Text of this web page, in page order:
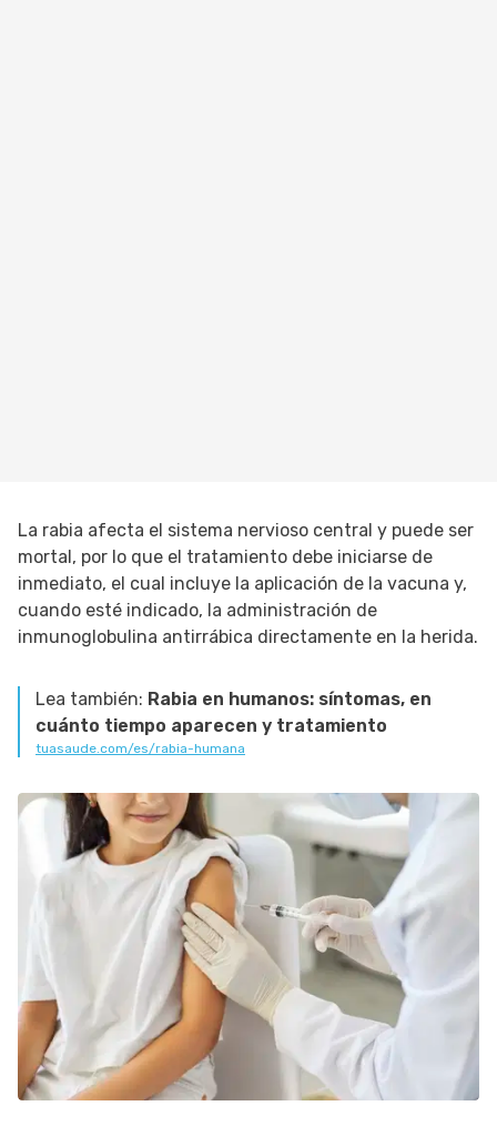
La rabia afecta el sistema nervioso central y puede ser
mortal, por lo que el tratamiento debe iniciarse de
inmediato, el cual incluye la aplicación de la vacuna y,
cuando esté indicado, la administración de
inmunoglobulina antirrábica directamente en la herida.
Lea también: Rabia en humanos: síntomas, en
cuánto tiempo aparecen y tratamiento
tuasaude.com/es/rabia-humana